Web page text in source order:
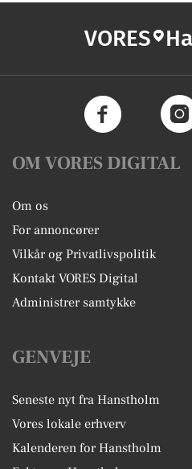
VORES
OM VORES DIGITAL
Om os
For annoncører
Vilkår og Privatlivspolitik
Kontakt VORES Digital
Administrer samtykke
GENVEJE
Seneste nyt fra Hanstholm
Vores lokale erhverv
Kalenderen for Hanstholm